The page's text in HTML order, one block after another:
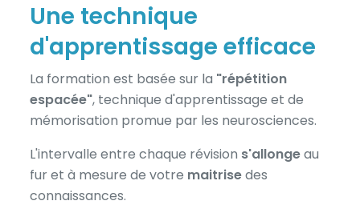
Une technique
d'apprentissage efficace
La formation est basée sur la "répétition
espacée", technique d'apprentissage et de
mémorisation promue par les neurosciences.
L'intervalle entre chaque révision s'allongeau
fur et à mesure de votre maitrisedes
connaissances.